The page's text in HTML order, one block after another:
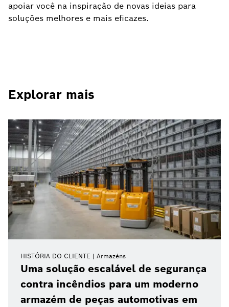
apoiar você na inspiração de novas ideias para
soluções melhores e mais eficazes.
Explorar mais
HISTÓRIA DO CLIENTE Armazéns
Uma solução escalável de segurança
contra incêndios para um moderno
armazém de peças automotivas em